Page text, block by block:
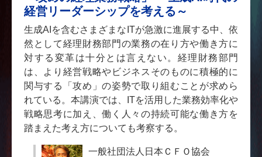
経営リーダーシップを考える～
生成AIを含むさまざまなITが急激に進展する中、依
然として経理財務部門の業務の在り方や働き方に
対する変革は十分とは言えない。経理財務部門
は、より経営戦略やビジネスそのものに積極的に
関与する「攻め」の姿勢で取り組むことが求めら
れている。本講演では、ITを活用した業務効率化や
戦略思考に加え、働く人々の持続可能な働き方を
踏まえた考え方についても考察する。
一般社団法人日本ＣＦＯ協会